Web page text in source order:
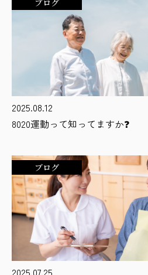
ブログ
2025.08.12
8020運動って知ってますか❓
ブログ
2025.07.25